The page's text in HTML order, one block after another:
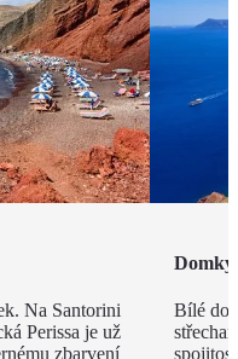
Na Santorini
Perissa je už
zbarvení
Domky
Bílé